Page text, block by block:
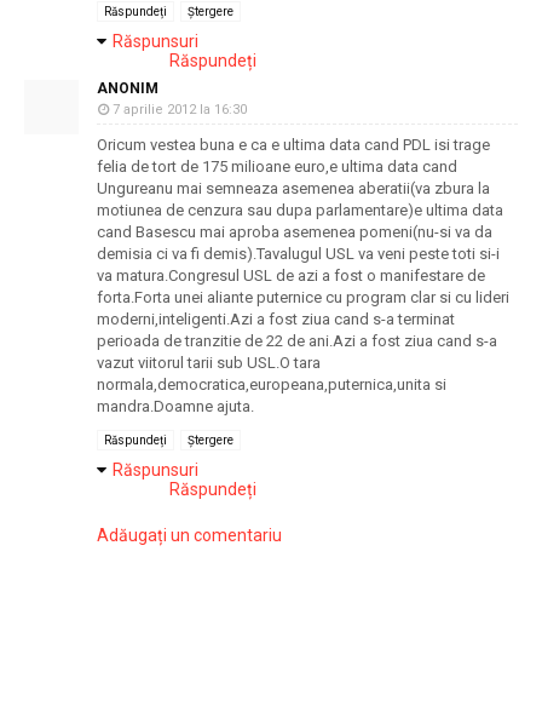
Răspundeți Ștergere
Răspunsuri
Răspundeți
ANONIM
7 aprilie 2012 la 16:30
Oricum vestea buna e ca e ultima data cand PDL isi trage
felia de tort de 175 milioane euro,e ultima data cand
Ungureanu mai semneaza asemenea aberatii(va zbura la
motiunea de cenzura sau dupa parlamentare)e ultima data
cand Basescu mai aproba asemenea pomeni(nu-si va da
demisia ci va fi demis).Tavalugul USL va veni peste toti si-i
va matura.Congresul USL de azi a fost o manifestare de
forta.Forta unei aliante puternice cu program clar si cu lideri
moderni,inteligenti.Azi a fost ziua cand s-a terminat
perioada de tranzitie de 22 de ani.Azi a fost ziua cand s-a
vazut viitorul tarii sub USL.O tara
normala,democratica,europeana,puternica,unita si
mandra.Doamne ajuta.
Răspundeți Ștergere
Răspunsuri
Răspundeți
Adăugați un comentariu